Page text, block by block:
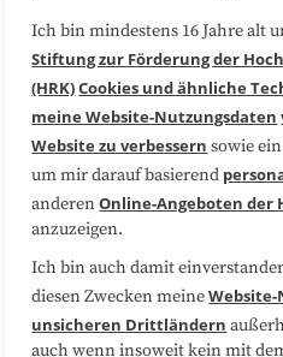
Über uns
Medienarbeit
Datenschutzerklärung
Sitemap
Folgen Sie uns
Ich bin mindestens 16 Jahre alt
Stiftung zur Förderung der
(HRK)Cookies und ähnliche
meine Website-Nutzungsdaten
Website zu verbessern sowie ein
um mir darauf basierend
anderenOnline-Angeboten der
anzuzeigen.
Ich bin auch damit
diesen Zwecken meine
unsicheren Drittländern
auch wenn insoweit kein mit